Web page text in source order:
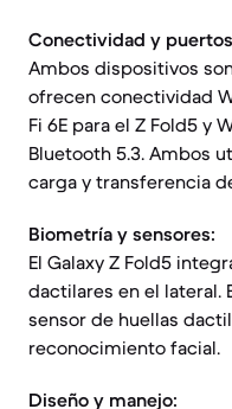
Conectividad y
Ambos dispositivos
ofrecen conectividad
Fi 6E para el Z Fold5 y
Bluetooth 5.3. Ambos
carga y transferencia
Biometría y sensores:
El Galaxy Z Fold5
dactilares en el lateral.
sensor de huellas
reconocimiento facial.
Diseño y manejo: